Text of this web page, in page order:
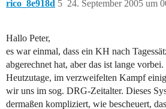
rico_8e918d 24. September 2005 um
5
Hallo Peter,
es war einmal, dass ein KH nach
abgerechnet hat, aber das ist lange vorbei.
Heutzutage, im verzweifelten Kampf
wir uns im sog. DRG-Zeitalter. Dieses
dermaßen kompliziert, wie bescheuert,